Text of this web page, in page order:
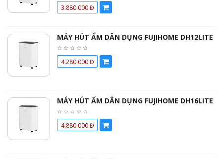
3.880.000 Đ
MÁY HÚT ẨM DÂN DỤNG FUJIHOME DH12LITE
4.280.000 Đ
MÁY HÚT ẨM DÂN DỤNG FUJIHOME DH16LITE
4.880.000 Đ